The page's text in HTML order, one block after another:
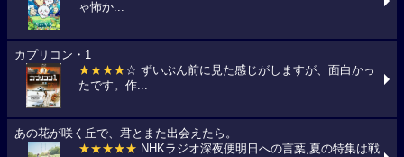
ゃ怖か...
カプリコン・1
★★★★☆ ずいぶん前に見た感じがしますが、面白かっ
たです。作...
あの花が咲く丘で、君とまた出会えたら。
★★★★★ NHKラジオ深夜便明日への言葉,夏の特集は戦